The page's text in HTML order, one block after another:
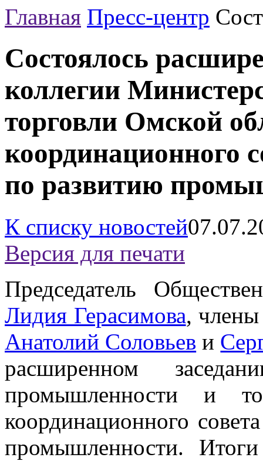
Главная Пресс-центр
Состоялось
коллегии
торговли Омской
координационного
по развитию
К списку новостей
Версия для печати
Председатель
Лидия Герасимова,
Анатолий Соловьев и
расширенном
промышленности и
координационного
промышленности.